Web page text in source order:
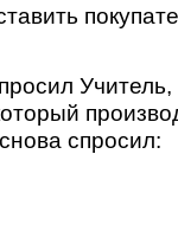
Учитель,
спросил: